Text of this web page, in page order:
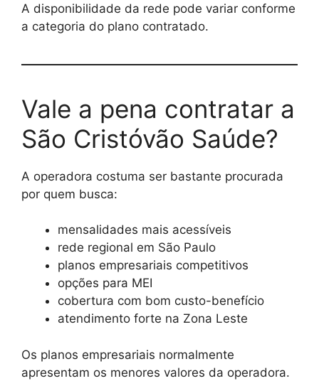
A disponibilidade da rede pode variar conforme
a categoria do plano contratado.
Vale a pena contratar a
São Cristóvão Saúde?
A operadora costuma ser bastante procurada
por quem busca:
mensalidades mais acessíveis
rede regional em São Paulo
planos empresariais competitivos
opções para MEI
cobertura com bom custo-benefício
atendimento forte na Zona Leste
Os planos empresariais normalmente
apresentam os menores valores da operadora.